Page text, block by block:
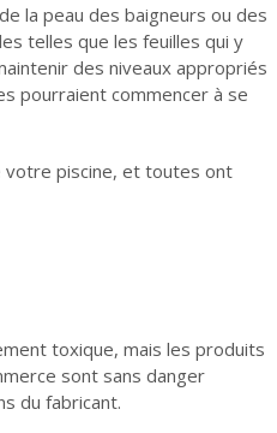
la peau des baigneurs ou des
telles que les feuilles qui y
des niveaux appropriés
pourraient commencer à se
votre piscine, et toutes ont
toxique, mais les produits
sont sans danger
du fabricant.